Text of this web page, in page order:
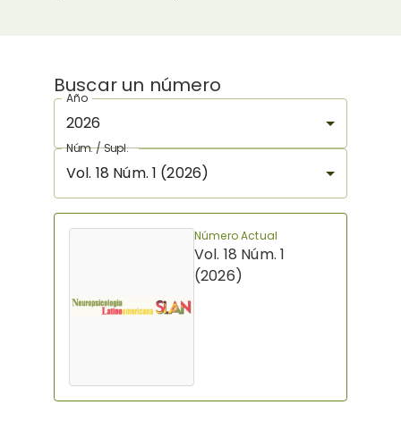
Buscar un número
Año
2026
Núm. / Supl.
Vol. 18 Núm. 1 (2026)
Número Actual
Vol. 18 Núm. 1
(2026)